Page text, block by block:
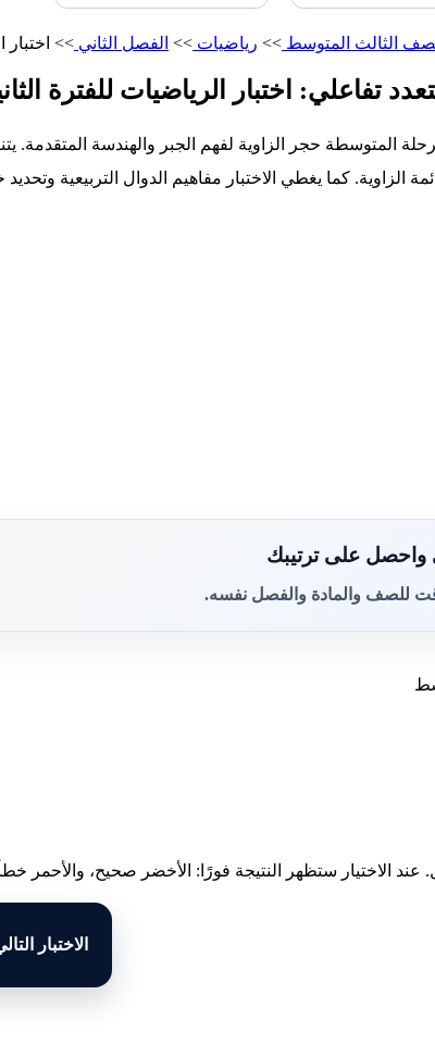
الثالث المتوسط >> رياضيات >> الفصل الثاني >>
تفاعلي: اختبار الرياضيات للفترة
المتوسطة حجر الزاوية لفهم الجبر والهندسة المتقدمة.
الزاوية. كما يغطي الاختبار مفاهيم الدوال التربيعية
واحصل على ترتيبك
للصف والمادة والفصل نفسه.
عند الاختيار ستظهر النتيجة فورًا: الأخضر صحيح، والأحمر
الاختبار